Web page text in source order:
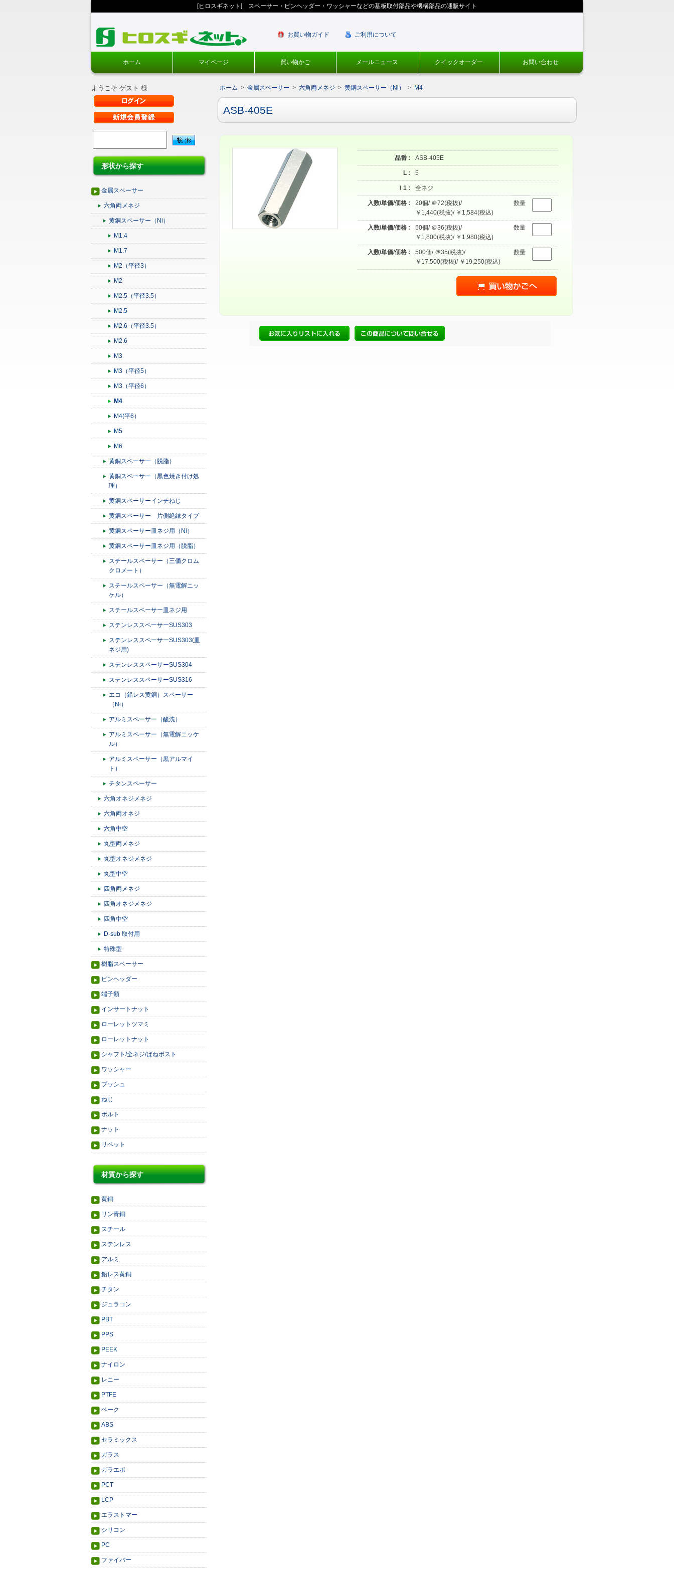
[ヒロスギネット] スペーサー・ピンヘッダー・ワッシャーなどの基板取付部品や機構部品の通販サイト
お買い物ガイド ご利用について
ホーム マイページ 買い物かご メールニュース クイックオーダー お問い合わせ
ようこそ ゲスト 様
形状から探す
金属スペーサー
六角両メネジ
黄銅スペーサー（Ni）
M1.4
M1.7
M2（平径3）
M2
M2.5（平径3.5）
M2.5
M2.6（平径3.5）
M2.6
M3
M3（平径5）
M3（平径6）
M4
M4(平6）
M5
M6
黄銅スペーサー（脱脂）
黄銅スペーサー（黒色焼き付け処
理）
黄銅スペーサーインチねじ
黄銅スペーサー 片側絶縁タイプ
黄銅スペーサー皿ネジ用（Ni）
黄銅スペーサー皿ネジ用（脱脂）
スチールスペーサー（三価クロム
クロメート）
スチールスペーサー（無電解ニッ
ケル）
スチールスペーサー皿ネジ用
ステンレススペーサーSUS303
ステンレススペーサーSUS303(皿
ネジ用)
ステンレススペーサーSUS304
ステンレススペーサーSUS316
エコ（鉛レス黄銅）スペーサー
（Ni）
アルミスペーサー（酸洗）
アルミスペーサー（無電解ニッケ
ル）
アルミスペーサー（黒アルマイ
ト）
チタンスペーサー
六角オネジメネジ
六角両オネジ
六角中空
丸型両メネジ
丸型オネジメネジ
丸型中空
四角両メネジ
四角オネジメネジ
四角中空
D-sub 取付用
特殊型
樹脂スペーサー
ピンヘッダー
端子類
インサートナット
ローレットツマミ
ローレットナット
シャフト/全ネジ/ばねポスト
ワッシャー
ブッシュ
ねじ
ボルト
ナット
リベット
材質から探す
黄銅
リン青銅
スチール
ステンレス
アルミ
鉛レス黄銅
チタン
ジュラコン
PBT
PPS
PEEK
ナイロン
レニー
PTFE
ベーク
ABS
セラミックス
ガラス
ガラエポ
PCT
LCP
エラストマー
シリコン
PC
ファイバー
ホーム > 金属スペーサー > 六角両メネジ > 黄銅スペーサー（Ni） > M4
ASB-405E
品番 : ASB-405E
L : 5
ｌ1 : 全ネジ
入数/単価/価格 :
20個/ ＠72(税抜)/
￥1,440(税抜)/ ￥1,584(税込)
数量
入数/単価/価格 :
50個/ ＠36(税抜)/
￥1,800(税抜)/ ￥1,980(税込)
数量
入数/単価/価格 :
500個/ ＠35(税抜)/
￥17,500(税抜)/ ￥19,250(税込)
数量